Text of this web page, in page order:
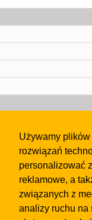
Używamy
rozwiązań
personalizować
reklamowe, a
związanych z
analizy ruchu na